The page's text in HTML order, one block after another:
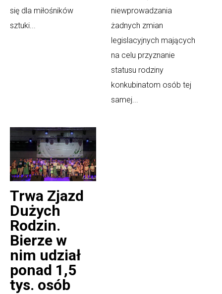
się dla miłośników
sztuki...
niewprowadzania
żadnych zmian
legislacyjnych mających
na celu przyznanie
statusu rodziny
konkubinatom osób tej
samej...
Trwa Zjazd
Dużych
Rodzin.
Bierze w
nim udział
ponad 1,5
tys. osób